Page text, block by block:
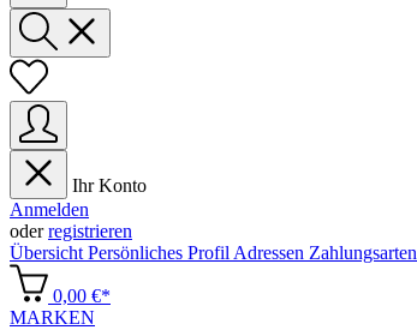
Ihr Konto
Anmelden
oderregistrieren
Übersicht Persönliches Profil Adressen Zahlungsarten
0,00 €*
MARKEN